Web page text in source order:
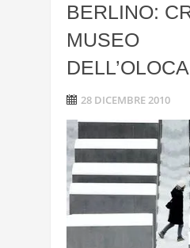
BERLINO:
MUSEO
28 DICEMBRE 2010